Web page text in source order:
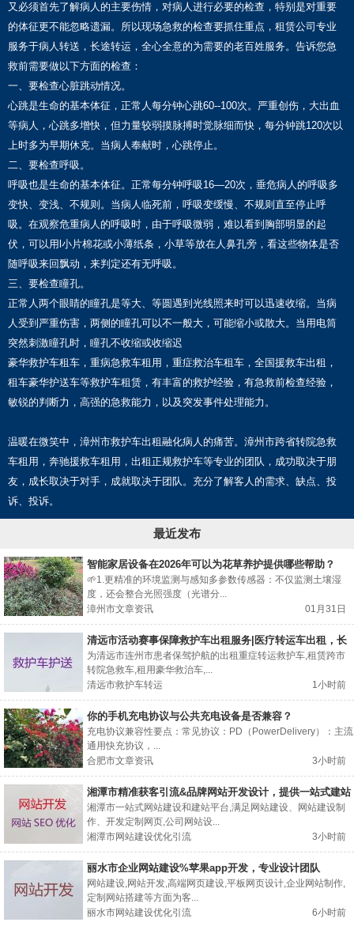
又必须首先了解病人的主要伤情，对病人进行必要的检查，特别是对重要
的体征更不能忽略遗漏。所以现场急救的检查要抓住重点，租赁公司专业
服务于病人转送，长途转运，全心全意的为需要的老百姓服务。告诉您急
救前需要做以下方面的检查：
一、要检查心脏跳动情况。
心跳是生命的基本体征，正常人每分钟心跳60--100次。严重创伤，大出血
等病人，心跳多增快，但力量较弱摸脉搏时觉脉细而快，每分钟跳120次以
上时多为早期休克。当病人奉献时，心跳停止。
二、要检查呼吸。
呼吸也是生命的基本体征。正常每分钟呼吸16—20次，垂危病人的呼吸多
变快、变浅、不规则。当病人临死前，呼吸变缓慢、不规则直至停止呼
吸。在观察危重病人的呼吸时，由于呼吸微弱，难以看到胸部明显的起
伏，可以用l小片棉花或小薄纸条，小草等放在人鼻孔旁，看这些物体是否
随呼吸来回飘动，来判定还有无呼吸。
三、要检查瞳孔。
正常人两个眼睛的瞳孔是等大、等圆遇到光线照来时可以迅速收缩。当病
人受到严重伤害，两侧的瞳孔可以不一般大，可能缩小或散大。当用电筒
突然刺激瞳孔时，瞳孔不收缩或收缩迟
豪华救护车租车，重病急救车租用，重症救治车租车，全国援救车出租，
租车豪华护送车等救护车租赁，有丰富的救护经验，有急救前检查经验，
敏锐的判断力，高强的急救能力，以及突发事件处理能力。
温暖在微笑中，漳州市救护车出租融化病人的痛苦。漳州市跨省转院急救
车租用，奔驰援救车租用，出租正规救护车等专业的团队，成功取决于朋
友，成长取决于对手，成就取决于团队。充分了解客人的需求、缺点、投
诉、投诉。
最近发布
智能家居设备在2026年可以为花草养护提供哪些帮助？
🌱1.更精准的环境监测与感知多参数传感器：不仅监测土壤湿
度，还会整合光照强度（光谱分...
漳州市文章资讯
01月31日
清远市活动赛事保障救护车出租服务|医疗转运车出租，长
途转运回家
为清远市连州市患者保驾护航的出租重症转运救护车,租赁跨市
转院急救车,租用豪华救治车,...
清远市救护车转运
1小时前
你的手机充电协议与公共充电设备是否兼容？
充电协议兼容性要点：常见协议：PD（PowerDelivery）：主流
通用快充协议，...
合肥市文章资讯
3小时前
湘潭市精准获客引流&品牌网站开发设计，提供一站式建站
服务
湘潭市一站式网站建设和建站平台,满足网站建设、网站建设制
作、开发定制网页,公司网站设...
湘潭市网站建设优化引流
3小时前
丽水市企业网站建设%苹果app开发，专业设计团队
网站建设,网站开发,高端网页建设,平板网页设计,企业网站制作,
定制网站搭建等方面为客...
丽水市网站建设优化引流
6小时前